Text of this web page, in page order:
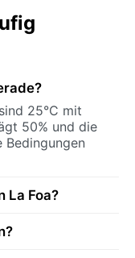
25°C mit
50% und die
La Foa?